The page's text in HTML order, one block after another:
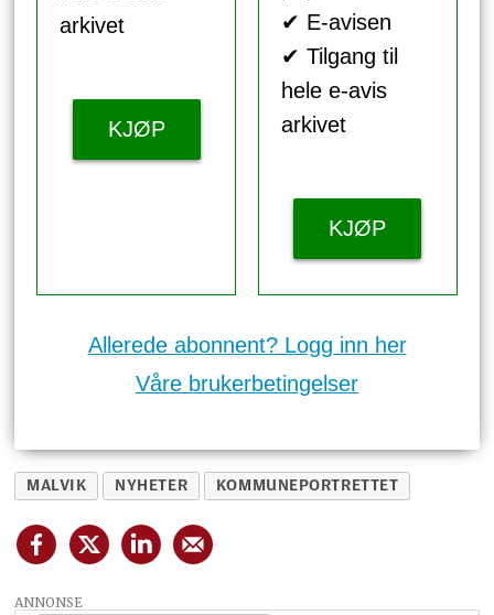
arkivet
KJØP
✔ E-avisen
✔ Tilgang til
hele e-avis
arkivet
KJØP
Allerede abonnent? Logg inn her
Våre brukerbetingelser
MALVIK NYHETER KOMMUNEPORTRETTET
ANNONSE